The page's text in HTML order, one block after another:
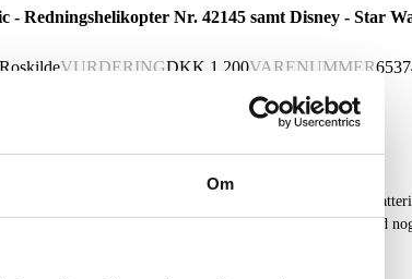
Om
- Redningshelikopter Nr. 42145 samt Disney - Star
RoskildeVURDERINGDKK 1.200VARENUMMER
Redningshelikopter Nr. 42145 med motoriseret funktioner,
Yoda´s Jedi Starfighter. Original emballage, disse dog med